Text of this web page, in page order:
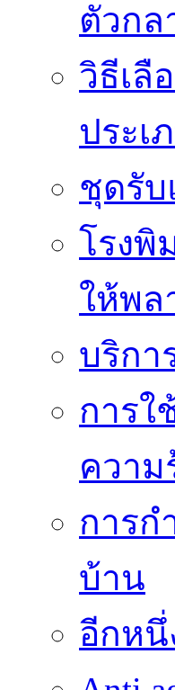
ตัวกล
วิธีเลื
ประเ
ชุดรับ
โรงพิ
ให้พล
บริกา
การใ
ความ
การ
บ้าน
อีกหนึ่